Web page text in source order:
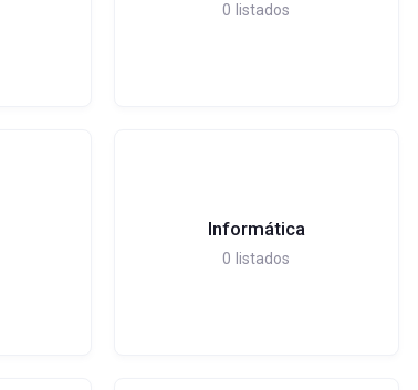
0 listados
Informática
0 listados